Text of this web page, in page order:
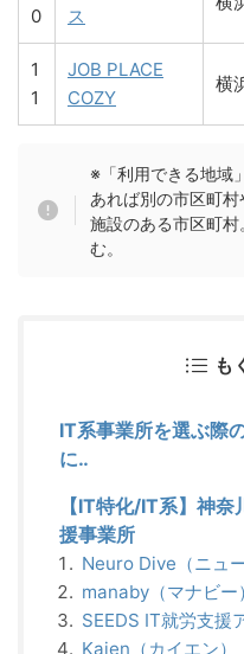
0 ス
1
1
JOB PLACE
COZY
横
※「利用できる地域
あれば別の市区町
施設のある市区町
む。
も
IT系事業所を選ぶ際
に‥
【IT特化/IT系】神
援事業所
Neuro Dive（ニュ
manaby（マナビー）
SEEDS IT就労支援
Kaien（カイエン）